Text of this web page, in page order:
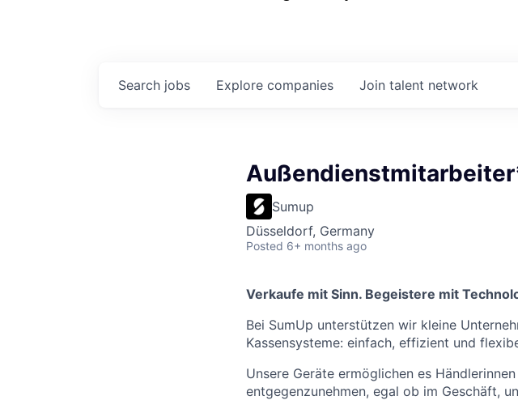
Search jobs Explore companies Join talent network
Sumup
Düsseldorf, Germany
Posted 6+ months ago
Verkaufe mit Sinn. Begeistere mit
Bei SumUp unterstützen wir kleine
Kassensysteme: einfach, effizient und
Unsere Geräte ermöglichen es
entgegenzunehmen, egal ob im Geschäft,